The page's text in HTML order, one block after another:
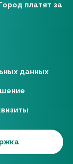
платят за
данных